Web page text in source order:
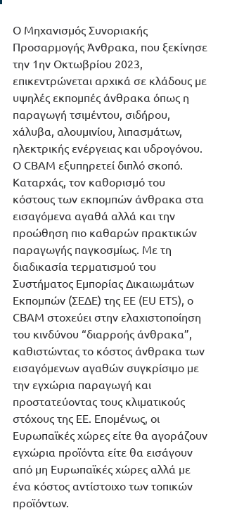
Ο Μηχανισμός Συνοριακής
Προσαρμογής Άνθρακα, που ξεκίνησε
την 1ην Οκτωβρίου 2023,
επικεντρώνεται αρχικά σε κλάδους με
υψηλές εκπομπές άνθρακα όπως η
παραγωγή τσιμέντου, σιδήρου,
χάλυβα, αλουμινίου, λιπασμάτων,
ηλεκτρικής ενέργειας και υδρογόνου.
Ο CBAM εξυπηρετεί διπλό σκοπό.
Καταρχάς, τον καθορισμό του
κόστους των εκπομπών άνθρακα στα
εισαγόμενα αγαθά αλλά και την
προώθηση πιο καθαρών πρακτικών
παραγωγής παγκοσμίως. Με τη
διαδικασία τερματισμού του
Συστήματος Εμπορίας Δικαιωμάτων
Εκπομπών (ΣΕΔΕ) της ΕΕ (EU ETS), ο
CBAM στοχεύει στην ελαχιστοποίηση
του κινδύνου “διαρροής άνθρακα”,
καθιστώντας το κόστος άνθρακα των
εισαγόμενων αγαθών συγκρίσιμο με
την εγχώρια παραγωγή και
προστατεύοντας τους κλιματικούς
στόχους της ΕΕ. Επομένως, οι
Ευρωπαϊκές χώρες είτε θα αγοράζουν
εγχώρια προϊόντα είτε θα εισάγουν
από μη Ευρωπαϊκές χώρες αλλά με
ένα κόστος αντίστοιχο των τοπικών
προϊόντων.